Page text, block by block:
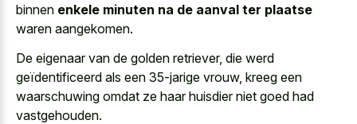
binnen enkele minuten na de aanval ter plaatse
waren aangekomen.
De eigenaar van de golden retriever, die werd
geïdentificeerd als een 35-jarige vrouw, kreeg een
waarschuwing omdat ze haar huisdier niet goed had
vastgehouden.